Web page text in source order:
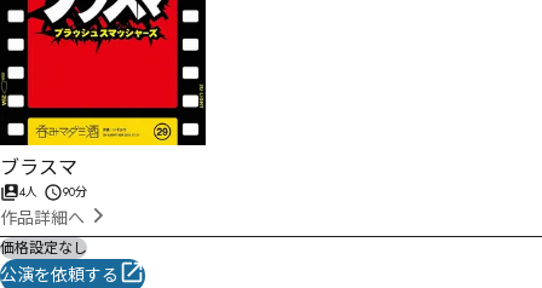
ブラスマ
4人 90分
作品詳細へ
価格設定なし
公演を依頼する